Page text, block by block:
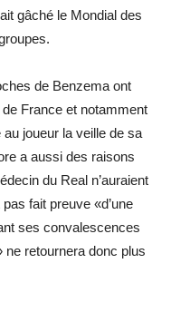
gâché le Mondial des
de Benzema ont
de France et notamment
joueur la veille de sa
a aussi des raisons
du Real n’auraient
pas fait preuve «d’une
ses convalescences
ne retournera donc plus